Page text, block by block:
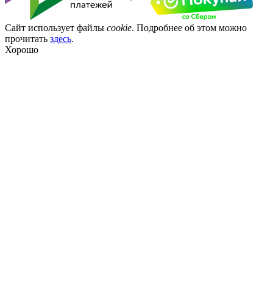
Сайт использует файлы cookie. Подробнее об этом можно
прочитать здесь.
Хорошо